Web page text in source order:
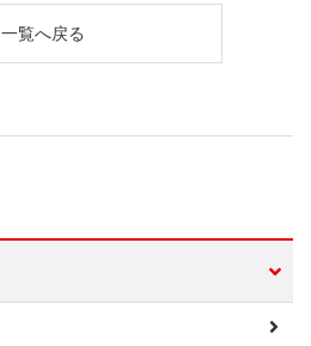
一覧へ戻る